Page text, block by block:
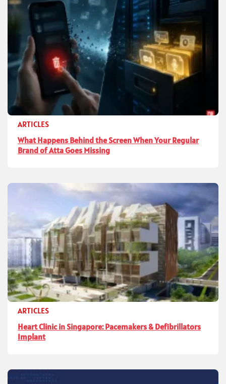
ARTICLES
What Happens Behind the Screen When Your Regular
Brand of Atta Goes Missing
ARTICLES
Heart Clinic in Singapore: Pacemakers & Defibrillators
Implant